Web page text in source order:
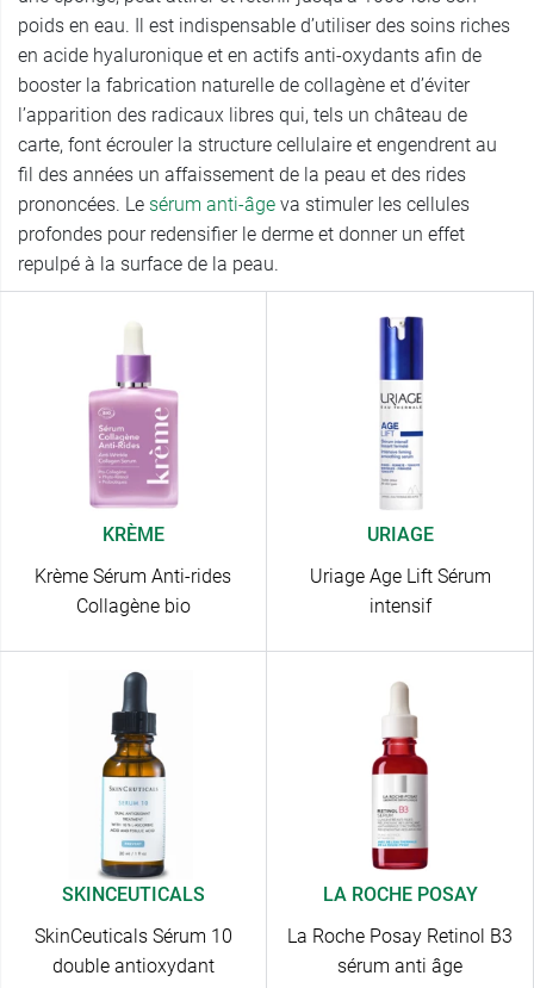
poids en eau. Il est indispensable d’utiliser des soins riches
en acide hyaluronique et en actifs anti-oxydants afin de
booster la fabrication naturelle de collagène et d’éviter
l’apparition des radicaux libres qui, tels un château de
carte, font écrouler la structure cellulaire et engendrent au
fil des années un affaissement de la peau et des rides
prononcées. Le sérum anti-âge va stimuler les cellules
profondes pour redensifier le derme et donner un effet
repulpé à la surface de la peau.
KRÈME
Krème Sérum Anti-rides
Collagène bio
URIAGE
Uriage Age Lift Sérum
intensif
SKINCEUTICALS
SkinCeuticals Sérum 10
double antioxydant
LA ROCHE POSAY
La Roche Posay Retinol B3
sérum anti âge